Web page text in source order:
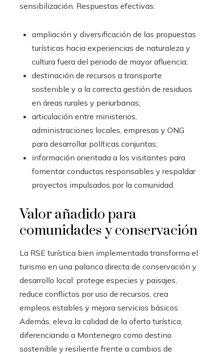
sensibilización. Respuestas efectivas:
ampliación y diversificación de las propuestas
turísticas hacia experiencias de naturaleza y
cultura fuera del periodo de mayor afluencia;
destinación de recursos a transporte
sostenible y a la correcta gestión de residuos
en áreas rurales y periurbanas;
articulación entre ministerios,
administraciones locales, empresas y ONG
para desarrollar políticas conjuntas;
información orientada a los visitantes para
fomentar conductas responsables y respaldar
proyectos impulsados por la comunidad.
Valor añadido para
comunidades y conservación
La RSE turística bien implementada transforma el
turismo en una palanca directa de conservación y
desarrollo local: protege especies y paisajes,
reduce conflictos por uso de recursos, crea
empleos estables y mejora servicios básicos.
Además, eleva la calidad de la oferta turística,
diferenciando a Montenegro como destino
sostenible y resiliente frente a cambios de